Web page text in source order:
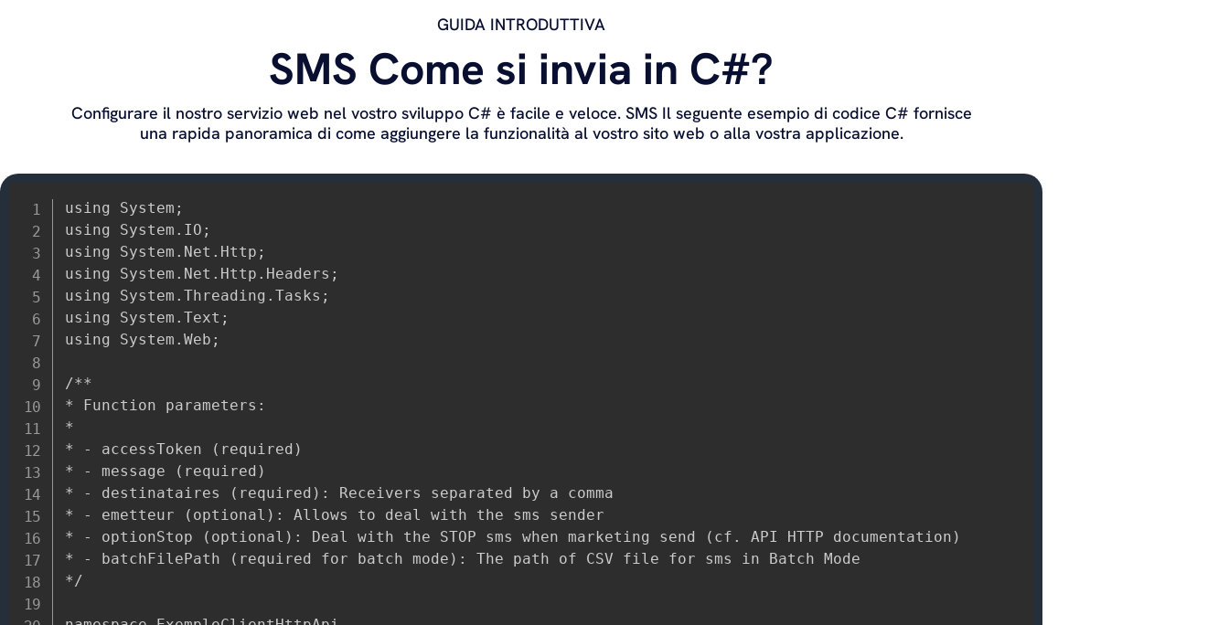
GUIDA INTRODUTTIVA
SMS Come si invia in C#?
Configurare il nostro servizio web nel vostro sviluppo C# è facile e veloce. SMS Il seguente esempio di codice C# fornisce
una rapida panoramica di come aggiungere la funzionalità al vostro sito web o alla vostra applicazione.
using System;
using System.IO;
using System.Net.Http;
using System.Net.Http.Headers;
using System.Threading.Tasks;
using System.Text;
using System.Web;
/**
* Function parameters:
*
* - accessToken (required)
* - message (required)
* - destinataires (required): Receivers separated by a comma
* - emetteur (optional): Allows to deal with the sms sender
* - optionStop (optional): Deal with the STOP sms when marketing send (cf. API HTTP documentation)
* - batchFilePath (required for batch mode): The path of CSV file for sms in Batch Mode
*/